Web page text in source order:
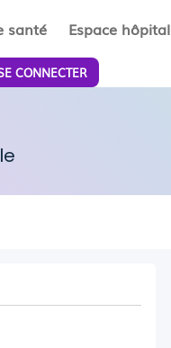
santé Espace hôpital
CONNECTER